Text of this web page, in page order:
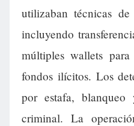
utilizaban técnicas
incluyendo
múltiples wallets
fondos ilícitos. Los
por estafa,
criminal. La